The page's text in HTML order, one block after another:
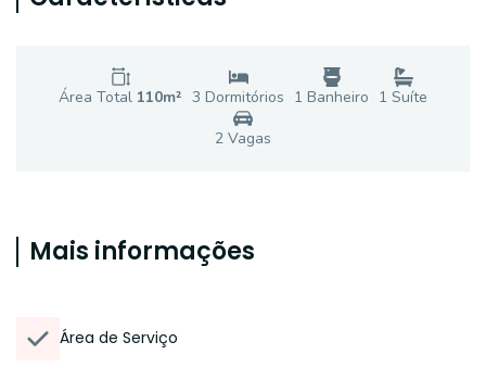
Área Total 110m² 3 Dormitórios 1 Banheiro 1 Suíte
2 Vagas
Mais informações
Área de Serviço